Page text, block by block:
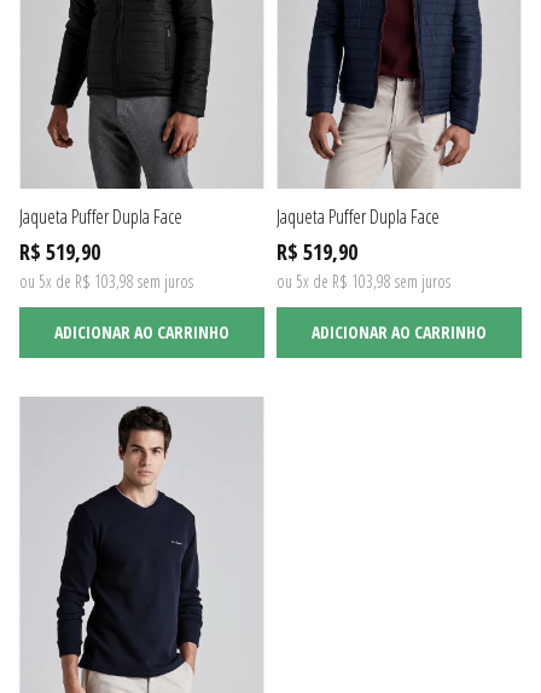
Jaqueta Puffer Dupla Face
R$ 519,90
ou 5x de R$ 103,98 sem juros
ADICIONAR AO CARRINHO
Jaqueta Puffer Dupla Face
R$ 519,90
ou 5x de R$ 103,98 sem juros
ADICIONAR AO CARRINHO